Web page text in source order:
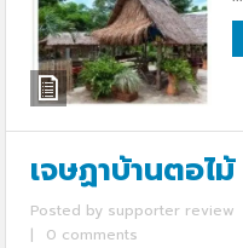
เจษฏาบ้านตอไม้
Posted by supporter review
|
0 comments